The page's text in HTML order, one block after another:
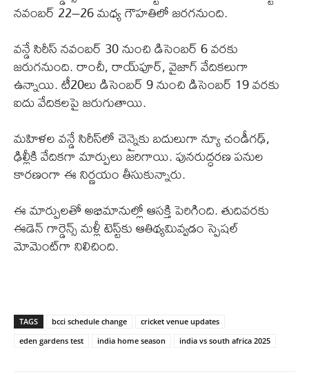
నవంబర్ 22–26 మధ్య గౌహతిలో జరగనుంది.
వన్డే సిరీస్ నవంబర్ 30 నుంచి డిసెంబర్ 6 వరకు
జరుగనుంది. రాంచీ, రాయ్‌పూర్, వైజాగ్ వేదికలుగా
ఉన్నాయి. టీ20లు డిసెంబర్ 9 నుంచి డిసెంబర్ 19 వరకు
ఐదు వేదికలపై జరుగుతాయి.
మహిళల వన్డే సిరీస్‌లో చెన్నైకు బదులుగా న్యూ చండీగఢ్,
ఢిల్లీకి వేదికగా మార్పులు జరిగాయి. పునరుద్ధరణ పనుల
కారణంగా ఈ నిర్ణయం తీసుకున్నారు.
ఈ మార్పులతో అభిమానుల్లో ఆసక్తి పెరిగింది. తుదివరకు
ఈడెన్ గార్డెన్స్ మళ్లీ టెస్ట్‌కు ఆతిథ్యమివ్వడం స్పెషల్
మోమెంట్‌గా నిలిచింది.
TAGS bcci schedule change
cricket venue updates
eden gardens test
india home season india vs south africa 2025